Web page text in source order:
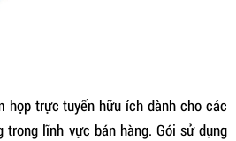
họp trực tuyến hữu ích dành cho các
lĩnh vực bán hàng. Gói sử dụng